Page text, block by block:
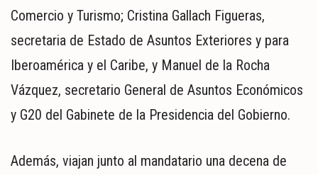
Comercio y Turismo; Cristina Gallach Figueras,
secretaria de Estado de Asuntos Exteriores y para
Iberoamérica y el Caribe, y Manuel de la Rocha
Vázquez, secretario General de Asuntos Económicos
y G20 del Gabinete de la Presidencia del Gobierno.
Además, viajan junto al mandatario una decena de